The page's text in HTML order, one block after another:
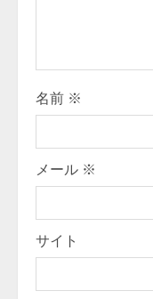
i
n
g
名前 ※
メール ※
サイト